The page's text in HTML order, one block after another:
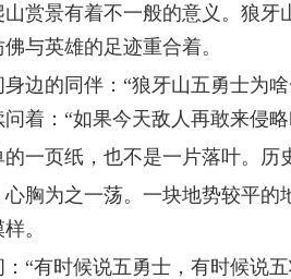
景有着不一般的意义。狼牙
与英雄的足迹重合着。
的同伴：“狼牙山五勇士为啥
着：“如果今天敌人再敢来侵
页纸，也不是一片落叶。历
为之一荡。一块地势较平的
。
有时候说五勇士，有时候说五